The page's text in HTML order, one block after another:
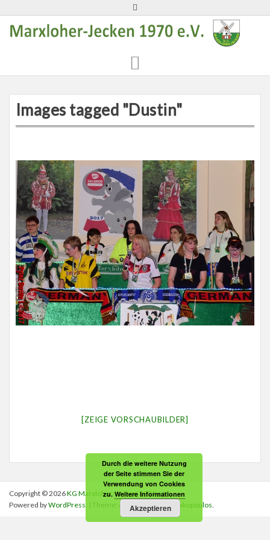
content
Images tagged "Dustin"
[ZEIGE VORSCHAUBILDER]
Copyright © 2026KG Marxloher-Jecken 1970 e.V..
Powered byWordPress . | Theme: colorskin by Dimitrakopoulos
Durch die weitere Nutzung
der Seite stimmen Sie der
Verwendung von Cookies
zu.Weitere Informationen
Akzeptieren